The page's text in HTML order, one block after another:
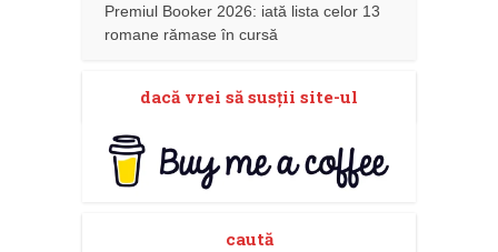
Premiul Booker 2026: iată lista celor 13
romane rămase în cursă
dacă vrei să susţii site-ul
caută